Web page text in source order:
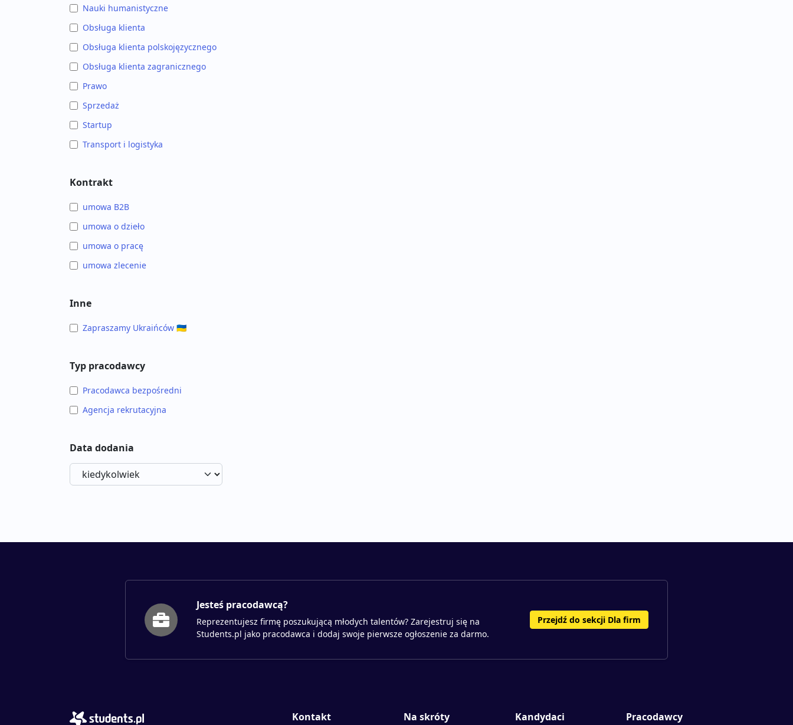
Nauki humanistyczne
Obsługa klienta
Obsługa klienta polskojęzycznego
Obsługa klienta zagranicznego
Prawo
Sprzedaż
Startup
Transport i logistyka
Kontrakt
umowa B2B
umowa o dzieło
umowa o pracę
umowa zlecenie
Inne
Zapraszamy Ukraińców 🇺🇦
Typ pracodawcy
Pracodawca bezpośredni
Agencja rekrutacyjna
Data dodania
Jesteś pracodawcą?
Reprezentujesz firmę poszukującą młodych talentów? Zarejestruj się na
Students.pl jako pracodawca i dodaj swoje pierwsze ogłoszenie za darmo.
Przejdź do sekcji Dla firm
Kontakt Na skróty Kandydaci Pracodawcy